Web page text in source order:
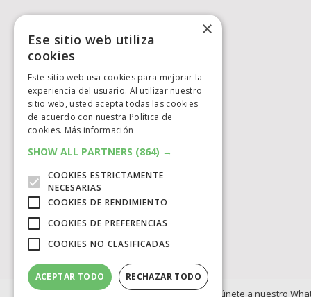
Si no quieres perderte ninguna novedad, únete a nuestro
×
Ese sitio web utiliza
cookies
Este sitio web usa cookies para mejorar la
experiencia del usuario. Al utilizar nuestro
sitio web, usted acepta todas las cookies
de acuerdo con nuestra Política de
cookies. Más información
SHOW ALL PARTNERS (864) →
COOKIES ESTRICTAMENTE
NECESARIAS
COOKIES DE RENDIMIENTO
COOKIES DE PREFERENCIAS
COOKIES NO CLASIFICADAS
ACEPTAR TODO RECHAZAR TODO